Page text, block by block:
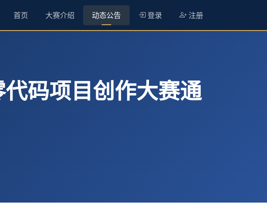
首页 大赛介绍 动态公告 登录 注册
代码项目创作大赛通